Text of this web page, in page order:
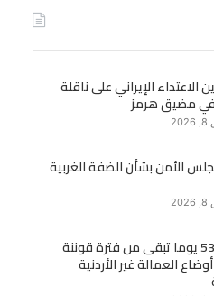
الاعتداء الإيراني على ناقلة
في مضيق هرمز
الأمن بشأن الضفة الغربية
العمل”: 53 يوما تبقى من فترة قوننة
العمالة غير الأردنية